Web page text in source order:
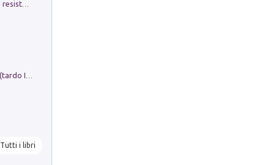
Memorial Santa Giulia. Sculture per la resistenza Monchio di Palagano
Tutti i libri